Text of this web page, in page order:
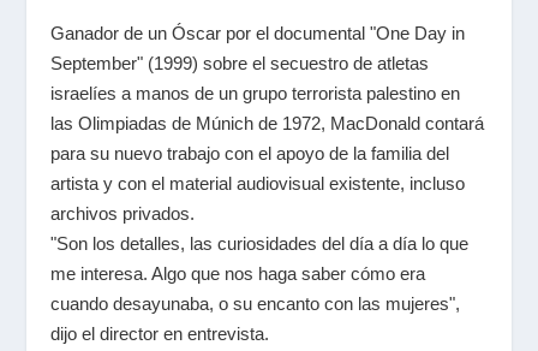
Ganador de un Óscar por el documental "One Day in
September" (1999) sobre el secuestro de atletas
israelíes a manos de un grupo terrorista palestino en
las Olimpiadas de Múnich de 1972, MacDonald contará
para su nuevo trabajo con el apoyo de la familia del
artista y con el material audiovisual existente, incluso
archivos privados.
"Son los detalles, las curiosidades del día a día lo que
me interesa. Algo que nos haga saber cómo era
cuando desayunaba, o su encanto con las mujeres",
dijo el director en entrevista.